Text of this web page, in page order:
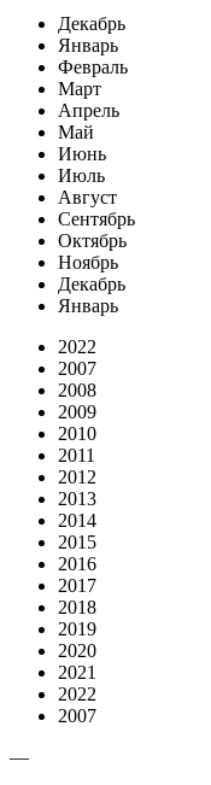
Декабрь
Январь
Февраль
Март
Апрель
Май
Июнь
Июль
Август
Сентябрь
Октябрь
Ноябрь
Декабрь
Январь
2022
2007
2008
2009
2010
2011
2012
2013
2014
2015
2016
2017
2018
2019
2020
2021
2022
2007
—